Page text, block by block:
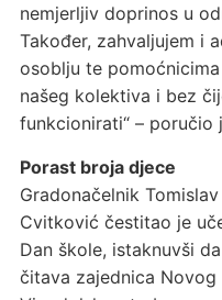
nemjerljiv doprinos u
Također, zahvaljujem i
osoblju te
našeg kolektiva i bez
funkcionirati“ – poručio
Porast broja djece
Gradonačelnik Tomislav
Cvitković čestitao je
Dan škole, istaknuvši
čitava zajednica Novog